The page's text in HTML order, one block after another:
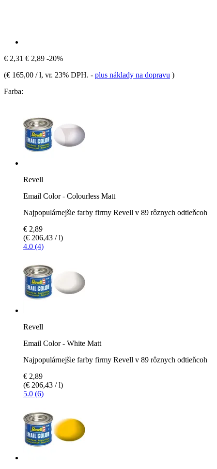
€ 2,31 € 2,89 -20%
(€ 165,00 / l, vr. 23% DPH. - plus náklady na dopravu )
Farba:
Revell
Email Color - Colourless Matt
Najpopulárnejšie farby firmy Revell v 89 rôznych odtieňcoh
€ 2,89
(€ 206,43 / l)
4.0 (4)
Revell
Email Color - White Matt
Najpopulárnejšie farby firmy Revell v 89 rôznych odtieňcoh
€ 2,89
(€ 206,43 / l)
5.0 (6)